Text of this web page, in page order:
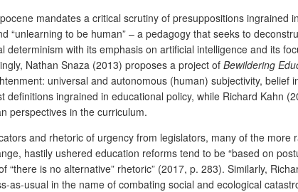
mandates a critical scrutiny of presuppositions
“unlearning to be human” – a pedagogy that seeks to
determinism with its emphasis on artificial intelligence and its
Nathan Snaza (2013) proposes a project of Bewildering
universal and autonomous (human) subjectivity,
definitions ingrained in educational policy, while Richard Kahn
perspectives in the curriculum.
and rhetoric of urgency from legislators, many of the
hastily ushered education reforms tend to be “based on
“there is no alternative” rhetoric” (2017, p. 283). Similarly,
as-usual in the name of combating social and ecological